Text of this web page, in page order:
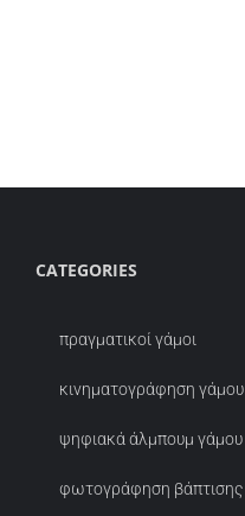
CATEGORIES
πραγματικοί γάμοι
κινηματογράφηση γάμου
ψηφιακά άλμπουμ γάμου
φωτογράφηση βάπτισης